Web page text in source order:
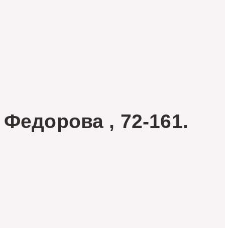
Федорова , 72-161.